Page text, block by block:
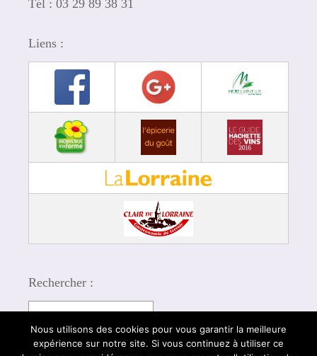
Tél : 03 29 89 38 31
Liens :
Rechercher :
Nous utilisons des cookies pour vous garantir la meilleure
expérience sur notre site. Si vous continuez à utiliser ce